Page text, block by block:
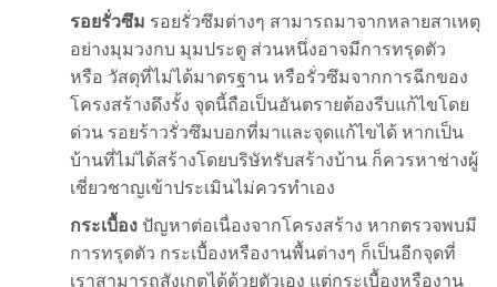
รอยรั่วซึม รอยรั่วซึมต่างๆ สามารถมาจากหลายสาเหตุ
อย่างมุมวงกบ มุมประตู ส่วนหนึ่งอาจมีการทรุดตัว
หรือ วัสดุที่ไม่ได้มาตรฐาน หรือรั่วซึมจากการฉีกของ
โครงสร้างดึงรั้ง จุดนี้ถือเป็นอันตรายต้องรีบแก้ไขโดย
ด่วน รอยร้าวรั่วซึมบอกที่มาและจุดแก้ไขได้ หากเป็น
บ้านที่ไม่ได้สร้างโดยบริษัทรับสร้างบ้าน ก็ควรหาช่างผู้
เชี่ยวชาญเข้าประเมินไม่ควรทำเอง
กระเบื้อง ปัญหาต่อเนื่องจากโครงสร้าง หากตรวจพบมี
การทรุดตัว กระเบื้องหรืองานพื้นต่างๆ ก็เป็นอีกจุดที่
เราสามารถสังเกตได้ด้วยตัวเอง แต่กระเบื้องหรืองาน